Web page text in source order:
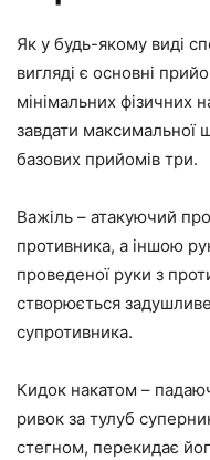
Як у будь-якому виді
вигляді є основні
мінімальних фізичних
завдати максимальної
базових прийомів три.
Важіль – атакуючий
противника, а іншою
проведеної руки з
створюється
супротивника.
Кидок накатом –
ривок за тулуб
стегном, перекидає